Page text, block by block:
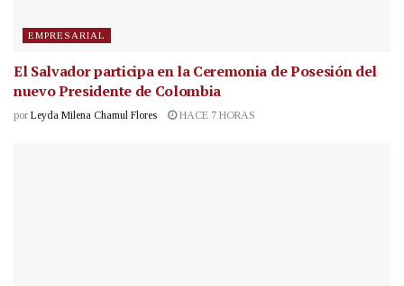
EMPRESARIAL
El Salvador participa en la Ceremonia de Posesión del
nuevo Presidente de Colombia
por Leyda Milena Chamul Flores HACE 7 HORAS